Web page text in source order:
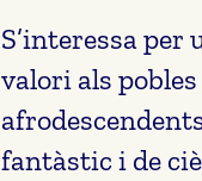
S’interessa
valori als
fantàstic i de